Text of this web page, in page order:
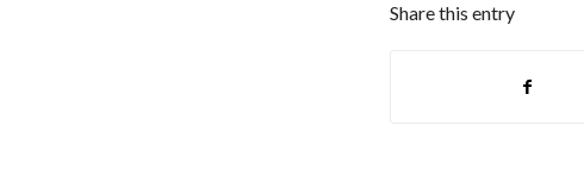
Share this entry